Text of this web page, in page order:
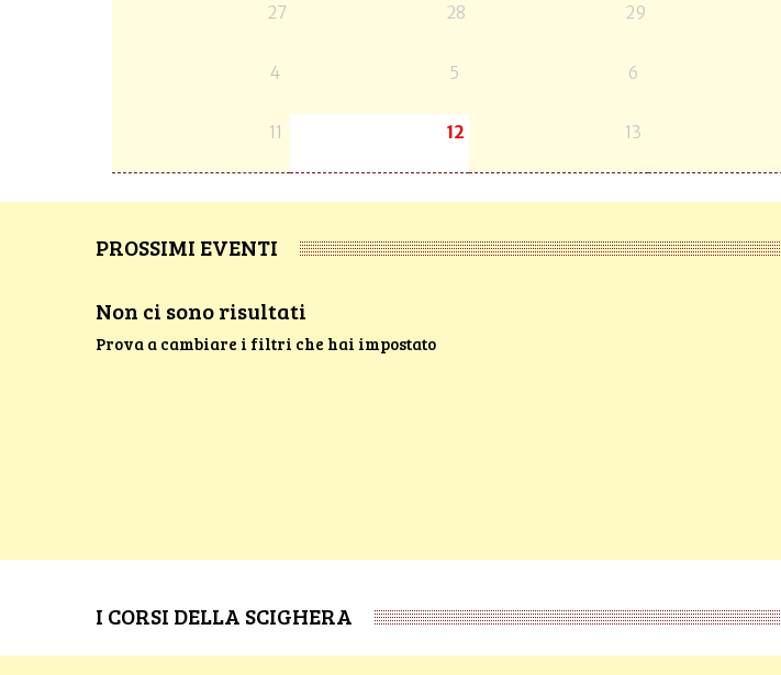
27 28 29
4 5 6
11 12 13
PROSSIMI EVENTI
Non ci sono risultati
Prova a cambiare i filtri che hai impostato
I CORSI DELLA SCIGHERA